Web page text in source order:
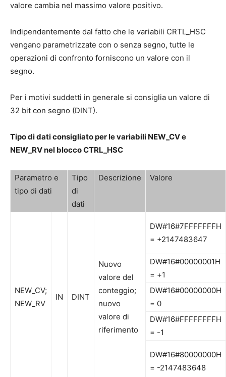
valore cambia nel massimo valore positivo.
Indipendentemente dal fatto che le variabili CRTL_HSC
vengano parametrizzate con o senza segno, tutte le
operazioni di confronto forniscono un valore con il
segno.
Per i motivi suddetti in generale si consiglia un valore di
32 bit con segno (DINT).
Tipo di dati consigliato per le variabili NEW_CV e
NEW_RV nel blocco CTRL_HSC
Parametro e
tipo di dati
Tipo
di
dati
Descrizione Valore
NEW_CV;
NEW_RV
IN DINT
Nuovo
valore del
conteggio;
nuovo
valore di
riferimento
DW#16#7FFFFFFFH
= +2147483647
DW#16#00000001H
= +1
DW#16#00000000H
= 0
DW#16#FFFFFFFFH
= -1
DW#16#80000000H
= -2147483648